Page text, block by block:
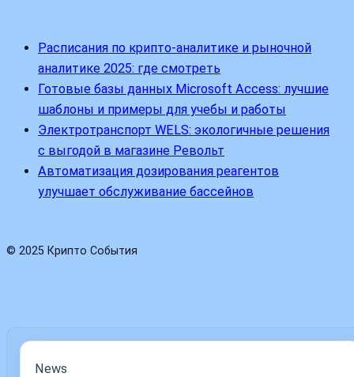
Расписания по крипто-аналитике и рыночной
аналитике 2025: где смотреть
Готовые базы данных Microsoft Access: лучшие
шаблоны и примеры для учебы и работы
Электротранспорт WELS: экологичные решения
с выгодой в магазине Револьт
Автоматизация дозирования реагентов
улучшает обслуживание бассейнов
© 2025 Крипто События
News